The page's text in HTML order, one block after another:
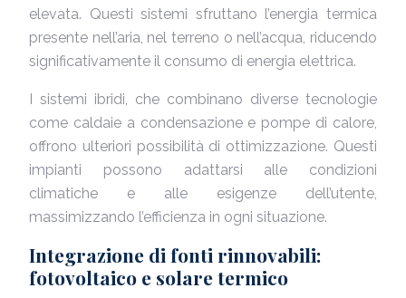
elevata. Questi sistemi sfruttano l’energia termica
presente nell’aria, nel terreno o nell’acqua, riducendo
significativamente il consumo di energia elettrica.
I sistemi ibridi, che combinano diverse tecnologie
come caldaie a condensazione e pompe di calore,
offrono ulteriori possibilità di ottimizzazione. Questi
impianti possono adattarsi alle condizioni
climatiche e alle esigenze dell’utente,
massimizzando l’efficienza in ogni situazione.
Integrazione di fonti rinnovabili:
fotovoltaico e solare termico